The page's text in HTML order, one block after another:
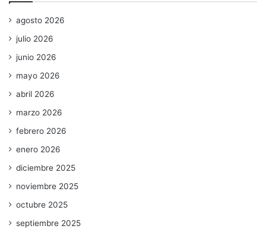
agosto 2026
julio 2026
junio 2026
mayo 2026
abril 2026
marzo 2026
febrero 2026
enero 2026
diciembre 2025
noviembre 2025
octubre 2025
septiembre 2025